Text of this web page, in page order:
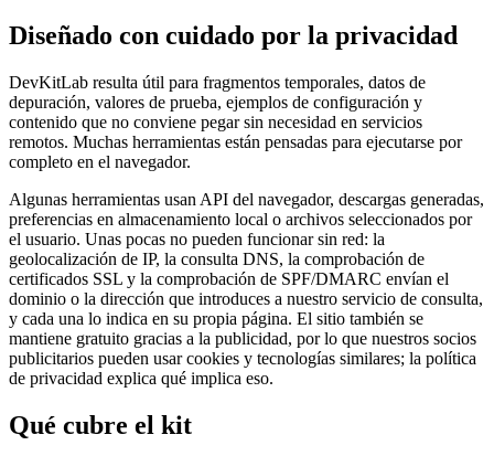
Diseñado con cuidado por la privacidad
DevKitLab resulta útil para fragmentos temporales, datos de
depuración, valores de prueba, ejemplos de configuración y
contenido que no conviene pegar sin necesidad en servicios
remotos. Muchas herramientas están pensadas para ejecutarse por
completo en el navegador.
Algunas herramientas usan API del navegador, descargas generadas,
preferencias en almacenamiento local o archivos seleccionados por
el usuario. Unas pocas no pueden funcionar sin red: la
geolocalización de IP, la consulta DNS, la comprobación de
certificados SSL y la comprobación de SPF/DMARC envían el
dominio o la dirección que introduces a nuestro servicio de consulta,
y cada una lo indica en su propia página. El sitio también se
mantiene gratuito gracias a la publicidad, por lo que nuestros socios
publicitarios pueden usar cookies y tecnologías similares; la política
de privacidad explica qué implica eso.
Qué cubre el kit